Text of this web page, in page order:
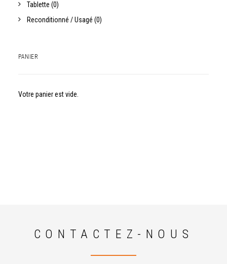
Tablette (0)
Reconditionné / Usagé (0)
PANIER
Votre panier est vide.
CONTACTEZ-NOUS